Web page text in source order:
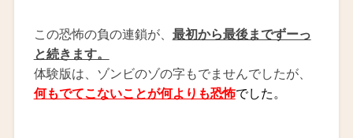
この恐怖の負の連鎖が、 最初から最後までずーっ
と続きます。
体験版は、ゾンビのゾの字もでませんでしたが、
何もでてこないことが何よりも恐怖でした。